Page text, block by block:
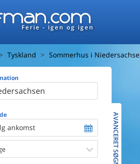
Ferie - igen og igen
Tyskland Sommerhus i
ankomst
Afstand til
Udsigt til
Faciliteter
AVANCERET SØGNING